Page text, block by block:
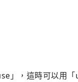
」，這時可以用